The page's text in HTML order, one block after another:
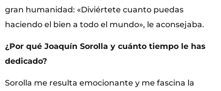
gran humanidad: «Diviértete cuanto puedas
haciendo el bien a todo el mundo», le aconsejaba.
¿Por qué Joaquín Sorolla y cuánto tiempo le has
dedicado?
Sorolla me resulta emocionante y me fascina la